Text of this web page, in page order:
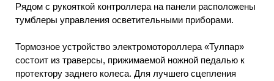
Рядом с рукояткой контроллера на панели расположены
тумблеры управления осветительными приборами.
Тормозное устройство электромотороллера «Тулпар»
состоит из траверсы, прижимаемой ножной педалью к
протектору заднего колеса. Для лучшего сцепления